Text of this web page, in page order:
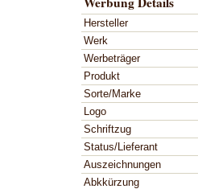
Hersteller
Werk
Werbeträger
Produkt
Sorte/Marke
Logo
Schriftzug
Status/Lieferant
Auszeichnungen
Abkkürzung